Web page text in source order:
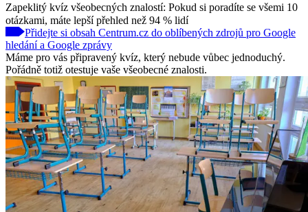
Zapeklitý kvíz všeobecných znalostí: Pokud si poradíte se všemi 10
otázkami, máte lepší přehled než 94 % lidí
Přidejte si obsah Centrum.cz do oblíbených zdrojů pro Google
hledání a Google zprávy
Máme pro vás připravený kvíz, který nebude vůbec jednoduchý.
Pořádně totiž otestuje vaše všeobecné znalosti.